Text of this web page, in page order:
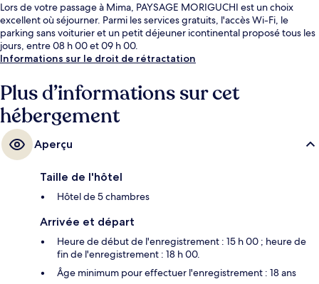
Lors de votre passage à Mima, PAYSAGE MORIGUCHI est un choix
excellent où séjourner. Parmi les services gratuits, l'accès Wi-Fi, le
parking sans voiturier et un petit déjeuner icontinental proposé tous les
jours, entre 08 h 00 et 09 h 00.
Informations sur le droit de rétractation
Plus d’informations sur cet
hébergement
Aperçu
Taille de l'hôtel
Hôtel de 5 chambres
Arrivée et départ
Heure de début de l'enregistrement : 15 h 00 ; heure de
fin de l'enregistrement : 18 h 00.
Âge minimum pour effectuer l'enregistrement : 18 ans